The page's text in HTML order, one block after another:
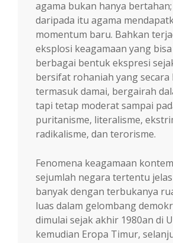
agama bukan hanya
daripada itu agama
momentum baru. Bahkan
eksplosi keagamaan yang
berbagai bentuk ekspresi
bersifat rohaniah yang
termasuk damai, bergairah
tapi tetap moderat sampai
puritanisme, literalisme,
radikalisme, dan terorisme.
Fenomena keagamaan
sejumlah negara tertentu
banyak dengan terbukanya
luas dalam gelombang
dimulai sejak akhir 1980an di
kemudian Eropa Timur,